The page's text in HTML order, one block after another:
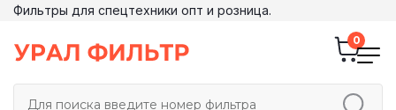
Фильтры для спецтехники опт и розница.